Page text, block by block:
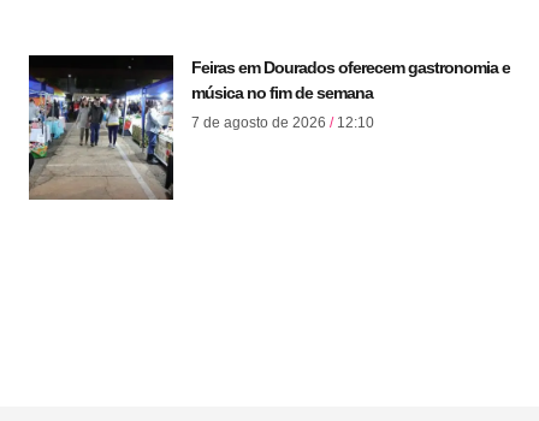
Feiras em Dourados oferecem gastronomia e
música no fim de semana
7 de agosto de 2026 12:10